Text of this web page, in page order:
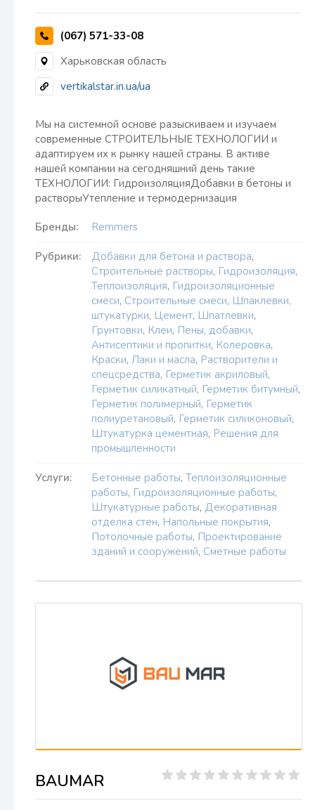
(067) 571-33-08
Харьковская область
vertikalstar.in.ua/ua
Мы на системной основе разыскиваем и изучаем
современные СТРОИТЕЛЬНЫЕ ТЕХНОЛОГИИ и
адаптируем их к рынку нашей страны. В активе
нашей компании на сегодняшний день такие
ТЕХНОЛОГИИ: ГидроизоляцияДобавки в бетоны и
растворыУтепление и термодернизация
Бренды: Remmers
Рубрики: Добавки для бетона и раствора,
Строительные растворы, Гидроизоляция,
Теплоизоляция, Гидроизоляционные
смеси, Строительные смеси, Шпаклевки,
штукатурки, Цемент, Шпатлевки,
Грунтовки, Клеи, Пены, добавки,
Антисептики и пропитки, Колеровка,
Краски, Лаки и масла, Растворители и
спецсредства, Герметик акриловый,
Герметик силикатный, Герметик битумный,
Герметик полимерный, Герметик
полиуретановый, Герметик силиконовый,
Штукатурка цементная, Решения для
промышленности
Услуги: Бетонные работы, Теплоизоляционные
работы, Гидроизоляционные работы,
Штукатурные работы, Декоративная
отделка стен, Напольные покрытия,
Потолочные работы, Проектирование
зданий и сооружений, Сметные работы
BAUMAR